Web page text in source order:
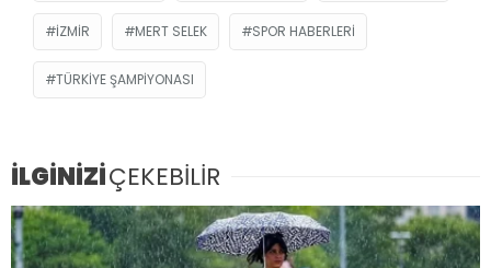
IZMIR MERT SELEK SPOR HABERLERI
TÜRKIYE ŞAMPIYONASI
İLGİNİZİÇEKEBİLİR